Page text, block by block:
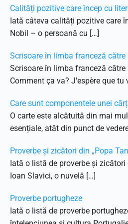
Calități pozitive care încep cu
Iată câteva calități pozitive care
Nobil – o persoană cu […]
Scrisoare în limba franceză către
Scrisoare în limba franceză către
Comment ça va? J'espère que tu
Care sunt componentele unei
O carte este alcătuită din mai
esențiale, atât din punct de
Proverbe și zicători din „Popa
Iată o listă de proverbe și zicători
Ioan Slavici, o nuvelă […]
Proverbe portugheze
Iată o listă de proverbe